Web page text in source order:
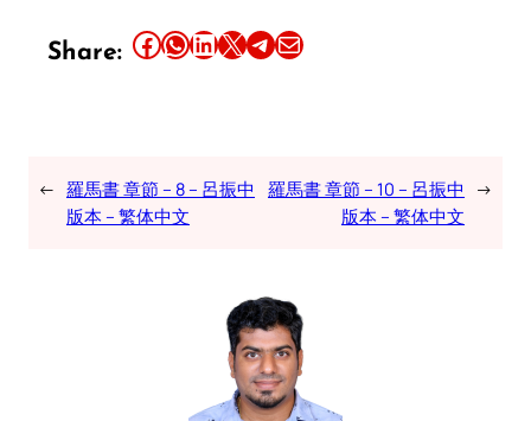
Share: Share this article on Facebook Share this article on WhatsApp Share this article on LinkedIn Share this article on X Share this article on TelegramEmail this Article
← 羅馬書 章節 – 8 – 呂振中
版本 – 繁体中文
羅馬書 章節 – 10 – 呂振中
版本 – 繁体中文
→